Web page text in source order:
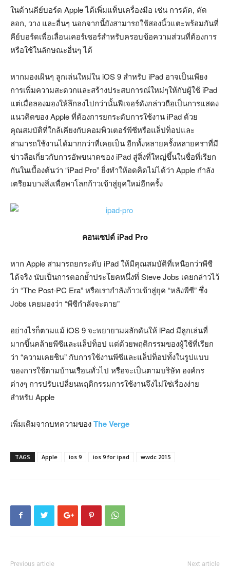
ในด้านคีย์บอร์ด Apple ได้เพิ่มแท็บเครื่องมือ เช่น การตัด, คัด
ลอก, วาง และอื่นๆ นอกจากนี้ยังสามารถใช้สองนิ้วแตะพร้อมกันที่
คีย์บอร์ดเพื่อเลื่อนเคอร์เซอร์สำหรับครอบข้อความส่วนที่ต้องการ
หรือใช้ในลักษณะอื่นๆ ได้
หากมองเผินๆ ลูกเล่นใหม่ใน iOS 9 สำหรับ iPad อาจเป็นเพียง
การเพิ่มความสะดวกและสร้างประสบการณ์ใหม่ๆให้กับผู้ใช้ iPad
แต่เมื่อลองมองให้ลึกลงไปกว่านั้นฟีเจอร์ดังกล่าวถือเป็นการแสดง
แนวคิดของ Apple ที่ต้องการยกระดับการใช้งาน iPad ด้วย
คุณสมบัติที่ใกล้เคียงกับคอมพิวเตอร์พีซีหรือแล็ปท็อปและ
สามารถใช้งานได้มากกว่าที่เคยเป็น อีกทั้งหลายครั้งหลายคราที่มี
ข่าวลือเกี่ยวกับการอัพขนาดของ iPad สู่สิ่งที่ใหญ่ขึ้นในชื่อที่เรียก
กันในเบื้องต้นว่า “iPad Pro” ยิ่งทำให้อดคิดไม่ได้ว่า Apple กำลัง
เตรียมบางสิ่งเพื่อพาโลกก้าวเข้าสู่ยุคใหม่อีกครั้ง
คอนเซปต์ iPad Pro
หาก Apple สามารถยกระดับ iPad ให้มีคุณสมบัติที่เหนือกว่าพีซี
ได้จริง นับเป็นการตอกย้ำประโยคหนึ่งที่ Steve Jobs เคยกล่าวไว้
ว่า “The Post-PC Era” หรือเรากำลังก้าวเข้าสู่ยุค “หลังพีซี” ซึ่ง
Jobs เคยมองว่า “พีซีกำลังจะตาย”
อย่างไรก็ตามแม้ iOS 9 จะพยายามผลักดันให้ iPad มีลูกเล่นที่
มากขึ้นคล้ายพีซีและแล็ปท็อป แต่ด้วยพฤติกรรมของผู้ใช้ที่เรียก
ว่า “ความเคยชิน” กับการใช้งานพีซีและแล็ปท็อปทั้งในรูปแบบ
ของการใช้ตามบ้านเรือนทั่วไป หรือจะเป็นตามบริษัท องค์กร
ต่างๆ การปรับเปลี่ยนพฤติกรรมการใช้งานจึงไม่ใช่เรื่องง่าย
สำหรับ Apple
เพิ่มเติมจากบทความของThe Verge
TAGS Apple ios 9 ios 9 for ipad wwdc 2015
Previous article Next article